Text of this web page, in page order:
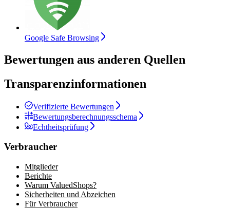
Google Safe Browsing
Bewertungen aus anderen Quellen
Transparenzinformationen
Verifizierte Bewertungen
Bewertungsberechnungsschema
Echtheitsprüfung
Verbraucher
Mitglieder
Berichte
Warum ValuedShops?
Sicherheiten und Abzeichen
Für Verbraucher